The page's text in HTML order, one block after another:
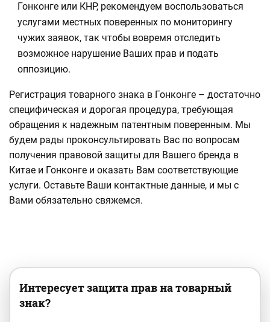
Гонконге или КНР, рекомендуем воспользоваться
услугами местных поверенных по мониторингу
чужих заявок, так чтобы вовремя отследить
возможное нарушение Ваших прав и подать
оппозицию.
Регистрация товарного знака в Гонконге – достаточно
специфическая и дорогая процедура, требующая
обращения к надежным патентным поверенным. Мы
будем рады проконсультировать Вас по вопросам
получения правовой защиты для Вашего бренда в
Китае и Гонконге и оказать Вам соответствующие
услуги. Оставьте Ваши контактные данные, и мы с
Вами обязательно свяжемся.
Интересует защита прав на товарный
знак?